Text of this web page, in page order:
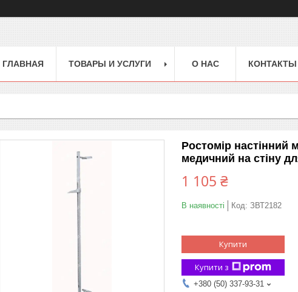
ГЛАВНАЯ ТОВАРЫ И УСЛУГИ О НАС КОНТАКТЫ
Ростомір настінний
медичний на стіну
1 105 ₴
В наявності Код: ЗВТ2182
Купити
Купити з
+380 (50) 337-93-31